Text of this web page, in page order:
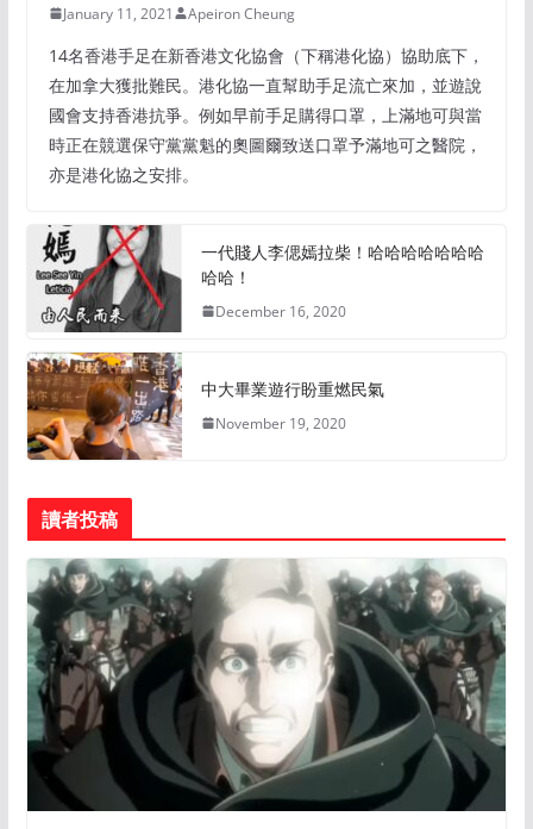
January 11, 2021 Apeiron Cheung
14名香港手足在新香港文化協會（下稱港化協）協助底下，
在加拿大獲批難民。港化協一直幫助手足流亡來加，並遊說
國會支持香港抗爭。例如早前手足購得口罩，上滿地可與當
時正在競選保守黨黨魁的奧圖爾致送口罩予滿地可之醫院，
亦是港化協之安排。
一代賤人李偲嫣拉柴！哈哈哈哈哈哈哈
哈哈！
December 16, 2020
中大畢業遊行盼重燃民氣
November 19, 2020
讀者投稿